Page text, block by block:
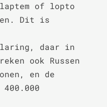
of lopto
Dit is
daar in
ook Russen
en de